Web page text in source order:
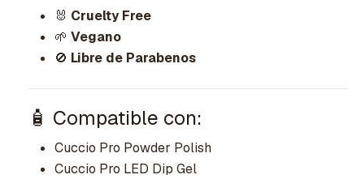
🐰 Cruelty Free
🌱 Vegano
🚫 Libre de Parabenos
🧴 Compatible con:
Cuccio Pro Powder Polish
Cuccio Pro LED Dip Gel